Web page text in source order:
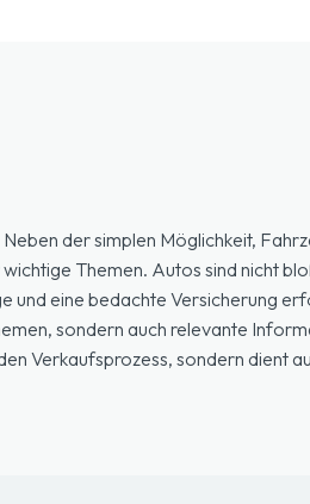
der simplen Möglichkeit,
Themen. Autos sind nicht
und eine bedachte Versicherung
sondern auch relevante
Verkaufsprozess, sondern dient